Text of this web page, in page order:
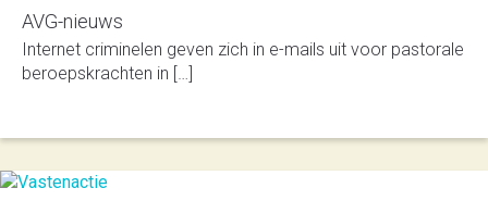
AVG-nieuws
Internet criminelen geven zich in e-mails uit voor pas­to­rale
beroeps­krachten in […]